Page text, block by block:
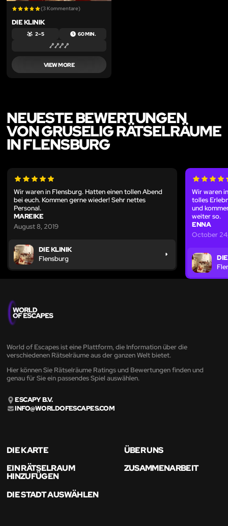
(3 Kommentare)
DIE KLINIK
2 – 5 60 MIN.
VIEW MORE
NEUESTE BEWERTUNGEN
VON GRUSELIG RÄTSELRÄUME
IN FLENSBURG
Wir waren in Flensburg. Hatten einen tollen Abend
bei euch. Kommen gerne wieder! Sehr nettes
Personal.
MAREIKE
August 8, 2019
DIE KLINIK
Flensburg
Wir waren
tolles
und
weiter so.
ENNA
October
World of Escapes ist eine Plattform, die Information über die
verschiedenen Rätselräume aus der ganzen Welt bietet.
Hier können Sie Rätselräume Ratings und Bewertungen finden und
genau für Sie ein passendes Spiel auswählen.
ESCAPY B.V.
INFO@WORLDOFESCAPES.COM
DIE KARTE
ÜBER UNS
EIN RÄTSELRAUM
HINZUFÜGEN
ZUSAMMENARBEIT
DIE STADT AUSWÄHLEN